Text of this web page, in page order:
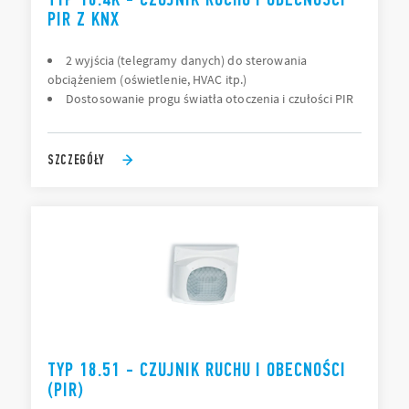
PIR Z KNX
2 wyjścia (telegramy danych) do sterowania
obciążeniem (oświetlenie, HVAC itp.)
Dostosowanie progu światła otoczenia i czułości PIR
SZCZEGÓŁY
TYP 18.51 - CZUJNIK RUCHU I OBECNOŚCI
(PIR)